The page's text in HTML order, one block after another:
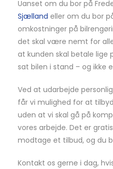
Uanset om du bor på
Sjælland eller om du bor
omkostninger på
det skal være nemt for
at kunden skal betale
sat bilen i stand – og ikke
Ved at udarbejde
får vi mulighed for at
uden at vi skal gå på
vores arbejde. Det er
modtage et tilbud, og du
Kontakt os gerne i dag,